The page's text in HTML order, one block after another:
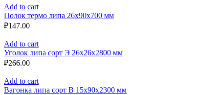
Add to cart
Полок термо липа 26x90x700 мм
₽147.00
Add to cart
Уголок липа сорт Э 26x26x2800 мм
₽266.00
Add to cart
Вагонка липа сорт B 15x90x2300 мм